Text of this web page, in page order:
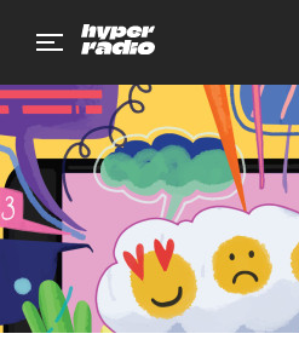
de
page